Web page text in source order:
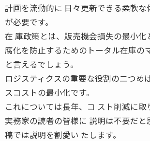
計画を流動的に 日々更新できる柔軟な
が必要です。
在 庫政策とは、販売機会損失の最小化
腐化を防止するためのトータル在庫の
と言えるでしょう。
ロジスティクスの重要な役割の二つめ
スコストの最小化です。
これについては長年、コ スト削減に取
実務家の読者の皆様に 説明は不要だと
稿では説明を割愛い たします。